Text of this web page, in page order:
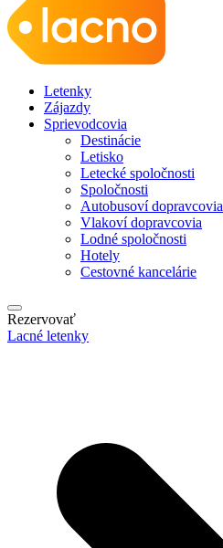
Letenky
Zájazdy
Sprievodcovia
Destinácie
Letisko
Letecké spoločnosti
Spoločnosti
Autobusoví dopravcovia
Vlakoví dopravcovia
Lodné spoločnosti
Hotely
Cestovné kancelárie
Rezervovať
Lacné letenky